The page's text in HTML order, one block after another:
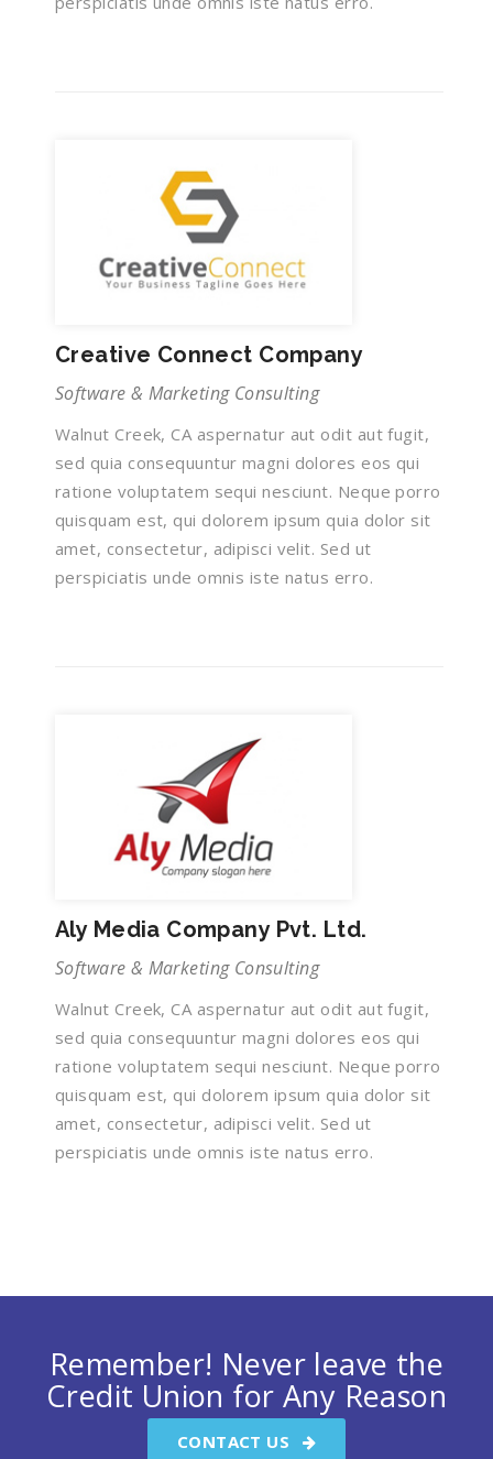
Creative Connect Company
Software & Marketing Consulting
Walnut Creek, CA aspernatur aut odit aut fugit,
sed quia consequuntur magni dolores eos qui
ratione voluptatem sequi nesciunt. Neque porro
quisquam est, qui dolorem ipsum quia dolor sit
amet, consectetur, adipisci velit. Sed ut
perspiciatis unde omnis iste natus erro.
Aly Media Company Pvt. Ltd.
Software & Marketing Consulting
Walnut Creek, CA aspernatur aut odit aut fugit,
sed quia consequuntur magni dolores eos qui
ratione voluptatem sequi nesciunt. Neque porro
quisquam est, qui dolorem ipsum quia dolor sit
amet, consectetur, adipisci velit. Sed ut
perspiciatis unde omnis iste natus erro.
Remember! Never leave the
Credit Union for Any Reason
CONTACT US